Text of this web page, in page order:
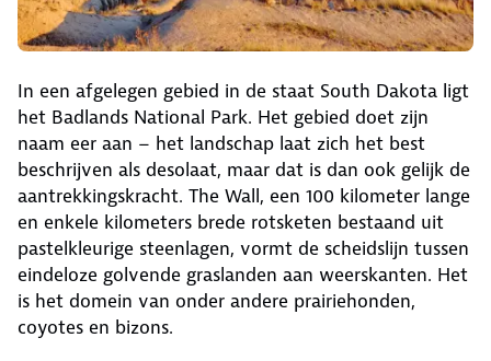
In een afgelegen gebied in de staat South Dakota ligt
het Badlands National Park. Het gebied doet zijn
naam eer aan – het landschap laat zich het best
beschrijven als desolaat, maar dat is dan ook gelijk de
aantrekkingskracht. The Wall, een 100 kilometer lange
en enkele kilometers brede rotsketen bestaand uit
pastelkleurige steenlagen, vormt de scheidslijn tussen
eindeloze golvende graslanden aan weerskanten. Het
is het domein van onder andere prairiehonden,
coyotes en bizons.